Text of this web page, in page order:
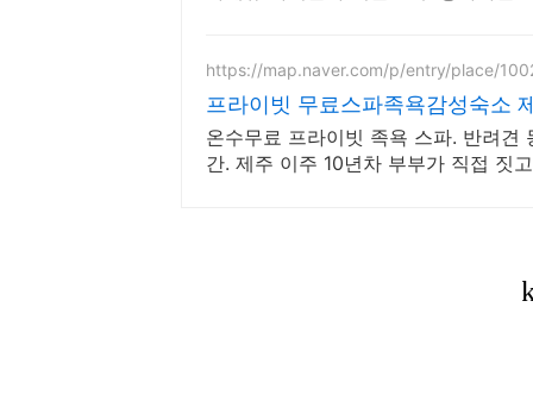
https://map.naver.com/p/entry/place/
프라이빗 무료스파족욕감성숙소
온수무료 프라이빗 족욕 스파. 반려견 동반 가능, 우리 가족
간. 제주 이주 10년차 부부가 직접 짓